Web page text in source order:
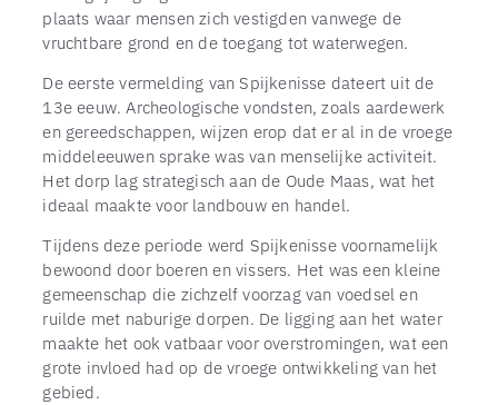
plaats waar mensen zich vestigden vanwege de
vruchtbare grond en de toegang tot waterwegen.
De eerste vermelding van Spijkenisse dateert uit de
13e eeuw. Archeologische vondsten, zoals aardewerk
en gereedschappen, wijzen erop dat er al in de vroege
middeleeuwen sprake was van menselijke activiteit.
Het dorp lag strategisch aan de Oude Maas, wat het
ideaal maakte voor landbouw en handel.
Tijdens deze periode werd Spijkenisse voornamelijk
bewoond door boeren en vissers. Het was een kleine
gemeenschap die zichzelf voorzag van voedsel en
ruilde met naburige dorpen. De ligging aan het water
maakte het ook vatbaar voor overstromingen, wat een
grote invloed had op de vroege ontwikkeling van het
gebied.